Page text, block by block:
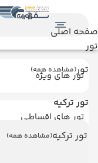
صفحه اصلی
تور
تور(مشاهده همه)
تور ترکیه
تور ترکیه(مشاهده همه)
تور های ویژه
تور های اقساطـی